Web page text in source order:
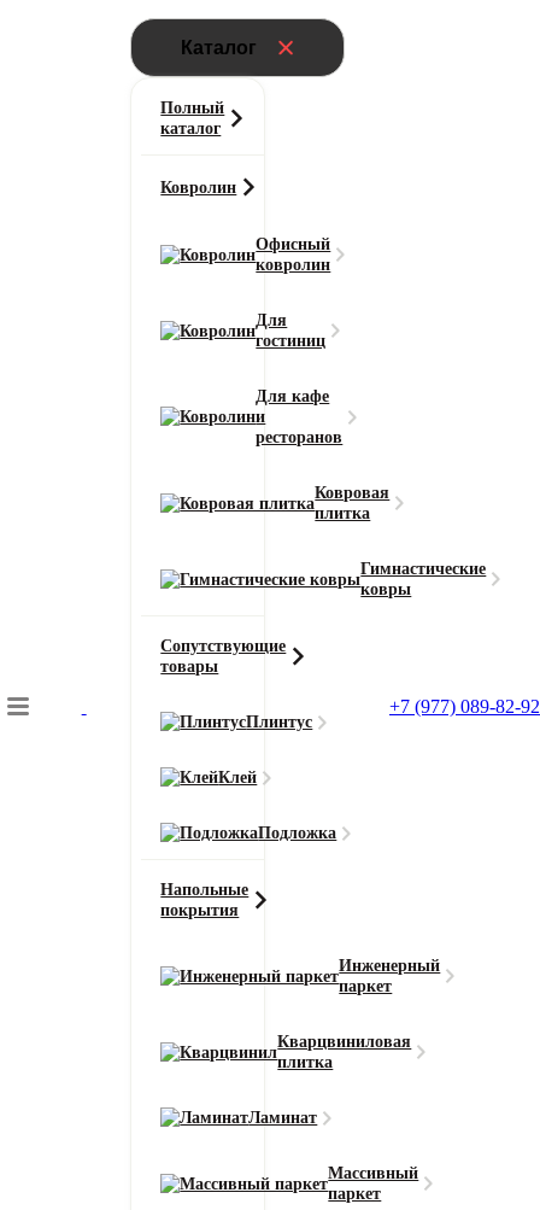
Каталог
Полный
каталог
Ковролин
Офисный
ковролин
Для
гостиниц
Для кафе
и
ресторанов
Ковровая
плитка
Гимнастические
ковры
Сопутствующие
товары
Плинтус
Клей
Подложка
Напольные
покрытия
Инженерный
паркет
Кварцвиниловая
плитка
Ламинат
Массивный
паркет
+7 (977) 089-82-92
Подбор коврового покрытия
Сопутствующие товары
коммерческих ПВХ покрытий 10 кг
Сопутствующие товары
Клей-фиксатор Homakoll 186 prof
ПВХ покрытий 12 кг